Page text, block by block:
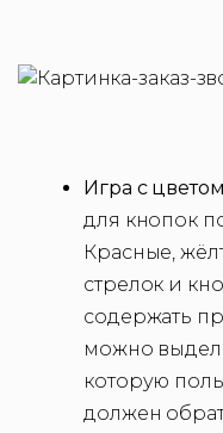
Игра с
для кнопок
Красные,
стрелок и
содержать
можно
которую
должен